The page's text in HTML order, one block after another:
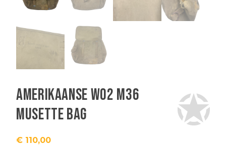
Amerikaanse WO2 M36
musette bag
€ 110,00